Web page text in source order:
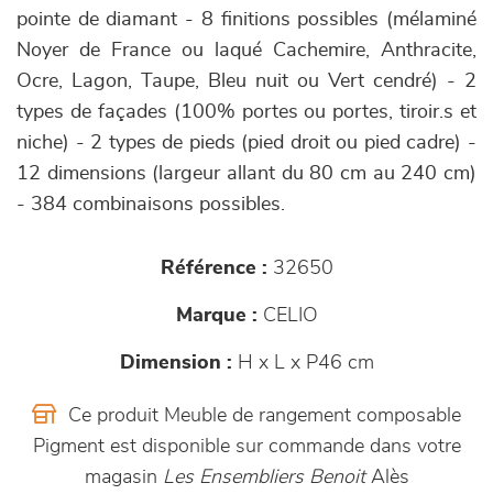
pointe de diamant - 8 finitions possibles (mélaminé
Noyer de France ou laqué Cachemire, Anthracite,
Ocre, Lagon, Taupe, Bleu nuit ou Vert cendré) - 2
types de façades (100% portes ou portes, tiroir.s et
niche) - 2 types de pieds (pied droit ou pied cadre) -
12 dimensions (largeur allant du 80 cm au 240 cm)
- 384 combinaisons possibles.
Référence : 32650
Marque : CELIO
Dimension : H x L x P46 cm
Ce produit Meuble de rangement composable
Pigment est disponible sur commande dans votre
magasin Les Ensembliers BenoitAlès